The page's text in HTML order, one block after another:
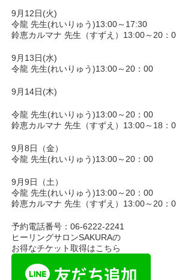
9月12日(火)
令龍 先生(れいりゅう)13:00～17:30
鈴恵カルマナ 先生（すずえ）13:00～20：
9月13日(水)
令龍 先生(れいりゅう)13:00～20：00
9月14日(木)
令龍 先生(れいりゅう)13:00～20：00
鈴恵カルマナ 先生（すずえ）13:00～18：
9月8日（金）
令龍 先生(れいりゅう)13:00～20：00
9月9日（土）
令龍 先生(れいりゅう)13:00～20：00
鈴恵カルマナ 先生（すずえ）13:00～20：
予約電話番号：06-6222-2241
ヒーリングサロンSAKURAの
お得なチケット取得はこちら